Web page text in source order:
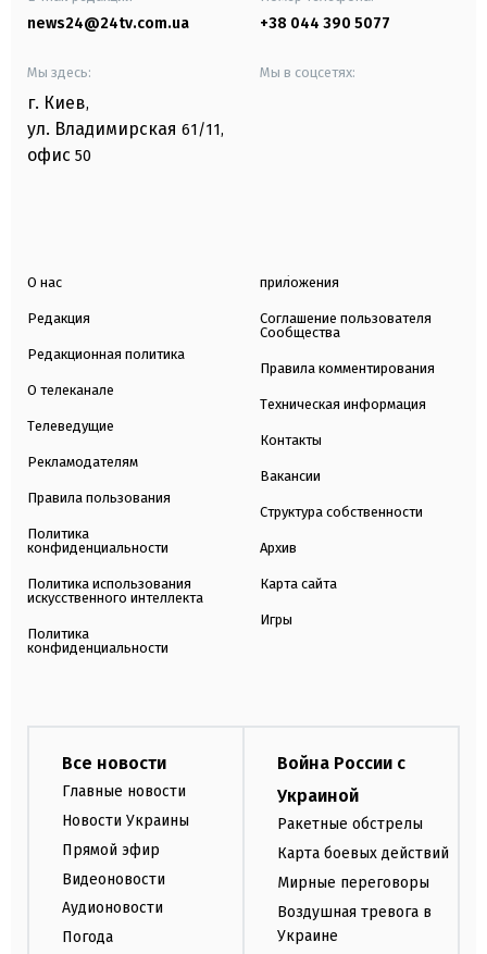
news24@24tv.com.ua +38 044 390 5077
Мы здесь:
г. Киев,
ул. Владимирская 61/11,
офис 50
Мы в соцсетях:
О нас
Редакция
Редакционная политика
О телеканале
Телеведущие
Рекламодателям
Правила пользования
Политика
конфиденциальности
Политика использования
искусственного интеллекта
Политика
конфиденциальности
приложения
Соглашение пользователя
Сообщества
Правила комментирования
Техническая информация
Контакты
Вакансии
Структура собственности
Архив
Карта сайта
Игры
Все новости
Главные новости
Новости Украины
Прямой эфир
Видеоновости
Аудионовости
Погода
Война России с
Украиной
Ракетные обстрелы
Карта боевых действий
Мирные переговоры
Воздушная тревога в
Украине